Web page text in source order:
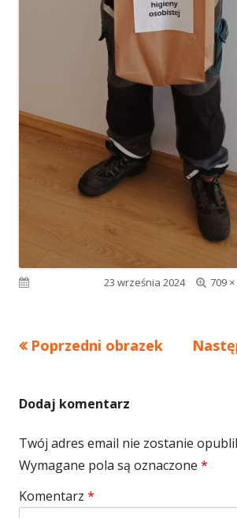
Opublikowano23 września 2024
Pełny
709
Poprzedni obrazek
Dodaj komentarz
Twój adres email nie zostanie
Wymagane pola są oznaczone *
Komentarz *